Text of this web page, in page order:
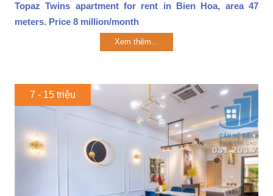
Topaz Twins apartment for rent in Bien Hoa, area 47
meters. Price 8 million/month
Xem thêm...
7 - 15 triệu